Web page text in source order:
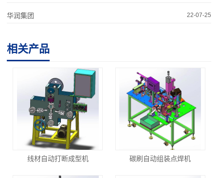
华润集团 22-07-25
相关产品
线材自动打断成型机 碳刷自动组装点焊机